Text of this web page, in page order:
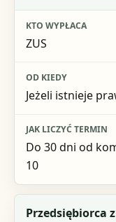
ZUS
Jeżeli istnieje
Do 30 dni od
10
Przedsiębiorca